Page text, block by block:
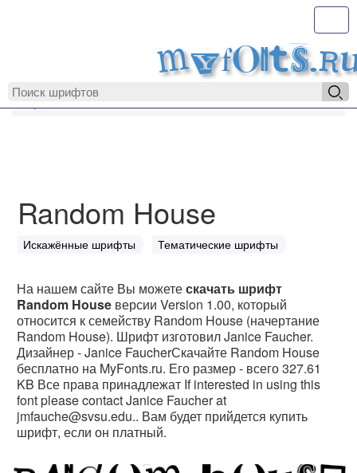
MyFonts.ru
Random House
Искажённые шрифты Тематические шрифты
На нашем сайте Вы можетескачать шрифт
Random House версии Version 1.00, который
относится к семейству Random House (начертание
Random House). Шрифт изготовил Janice Faucher.
Дизайнер - Janice FaucherСкачайте Random House
бесплатно на MyFonts.ru. Его размер - всего 327.61
KB Все права принадлежат If interested in using this
font please contact Janice Faucher at
jmfauche@svsu.edu.. Вам будет прийдется купить
шрифт, если он платный.